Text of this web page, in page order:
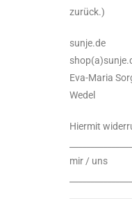
zurück.)
sunje.de
Eva-Maria
Wedel
Hiermit
mir / uns